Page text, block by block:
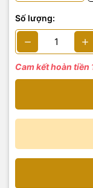
Số lượng:
Cam kết hoàn tiền